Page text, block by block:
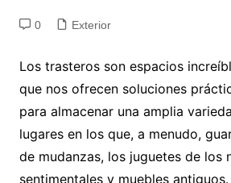
0 Exterior
Los trasteros son espacios
que nos ofrecen soluciones
para almacenar una amplia
lugares en los que, a menudo,
de mudanzas, los juguetes de los
sentimentales y muebles antiguos.